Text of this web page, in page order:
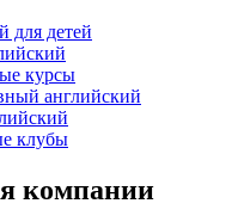
для детей
курсы
английский
клубы
компании